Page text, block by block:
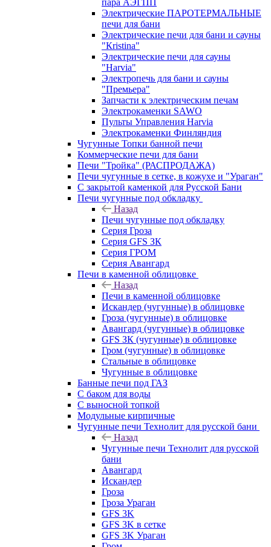
пара АЭГПП
Электрические ПАРОТЕРМАЛЬНЫЕ
печи для бани
Электрические печи для бани и сауны
"Кristina"
Электрические печи для сауны
"Harvia"
Электропечь для бани и сауны
"Премьера"
Запчасти к электрическим печам
Электрокаменки SAWO
Пульты Управления Harvia
Электрокаменки Финляндия
Чугунные Топки банной печи
Коммерческие печи для бани
Печи "Тройка" (РАСПРОДАЖА)
Печи чугунные в сетке, в кожухе и "Ураган"
С закрытой каменкой для Русской Бани
Печи чугунные под обкладку
Назад
Печи чугунные под обкладку
Серия Гроза
Серия GFS ЗК
Серия ГРОМ
Серия Авангард
Печи в каменной облицовке
Назад
Печи в каменной облицовке
Искандер (чугунные) в облицовке
Гроза (чугунные) в облицовке
Авангард (чугунные) в облицовке
GFS ЗК (чугунные) в облицовке
Гром (чугунные) в облицовке
Стальные в облицовке
Чугунные в облицовке
Банные печи под ГАЗ
С баком для воды
С выносной топкой
Модульные кирпичные
Чугунные печи Технолит для русской бани
Назад
Чугунные печи Технолит для русской
бани
Авангард
Искандер
Гроза
Гроза Ураган
GFS 3K
GFS 3K в сетке
GFS 3K Ураган